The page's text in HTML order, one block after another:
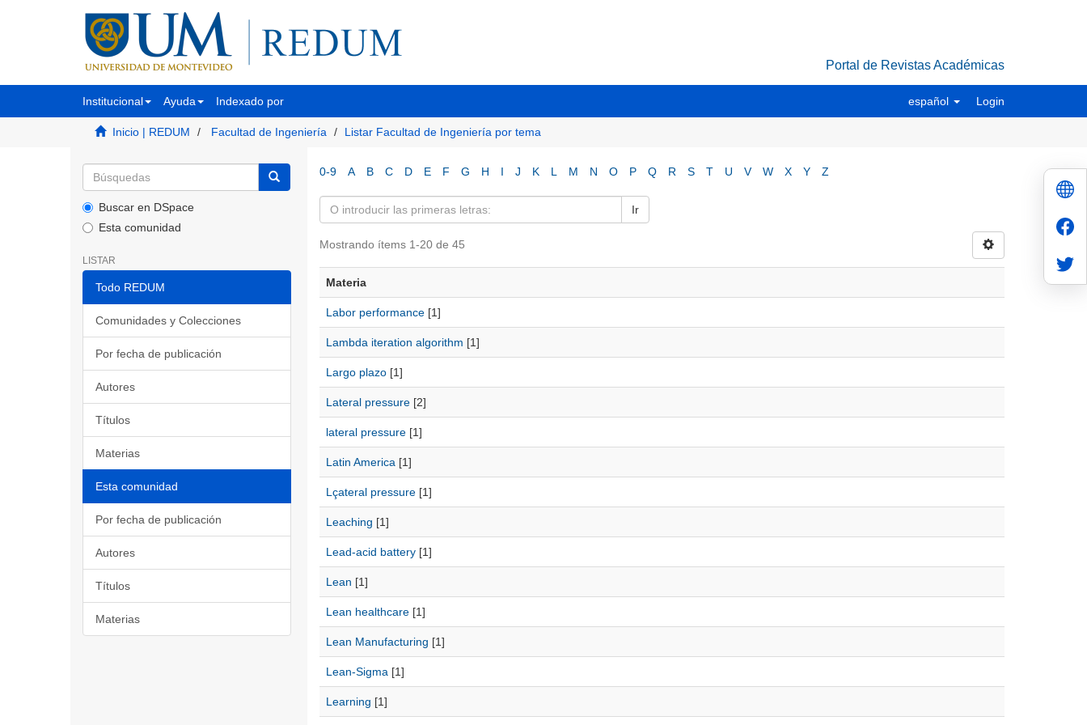
Portal de Revistas Académicas
Institucional Ayuda Indexado por español Login
Inicio | REDUM Facultad de Ingeniería Listar Facultad de Ingeniería por tema
Buscar en DSpace
Esta comunidad
LISTAR
Todo REDUM
Comunidades y Colecciones
Por fecha de publicación
Autores
Títulos
Materias
Esta comunidad
Por fecha de publicación
Autores
Títulos
Materias
0-9 A B C D E F G H I J K L M N O P Q R S T U V W X Y Z
Ir
Mostrando ítems 1-20 de 45
Materia
Labor performance[1]
Lambda iteration algorithm [1]
Largo plazo[1]
Lateral pressure[2]
lateral pressure[1]
Latin America [1]
Lçateral pressure[1]
Leaching [1]
Lead-acid battery[1]
Lean [1]
Lean healthcare[1]
Lean Manufacturing [1]
Lean-Sigma [1]
Learning [1]